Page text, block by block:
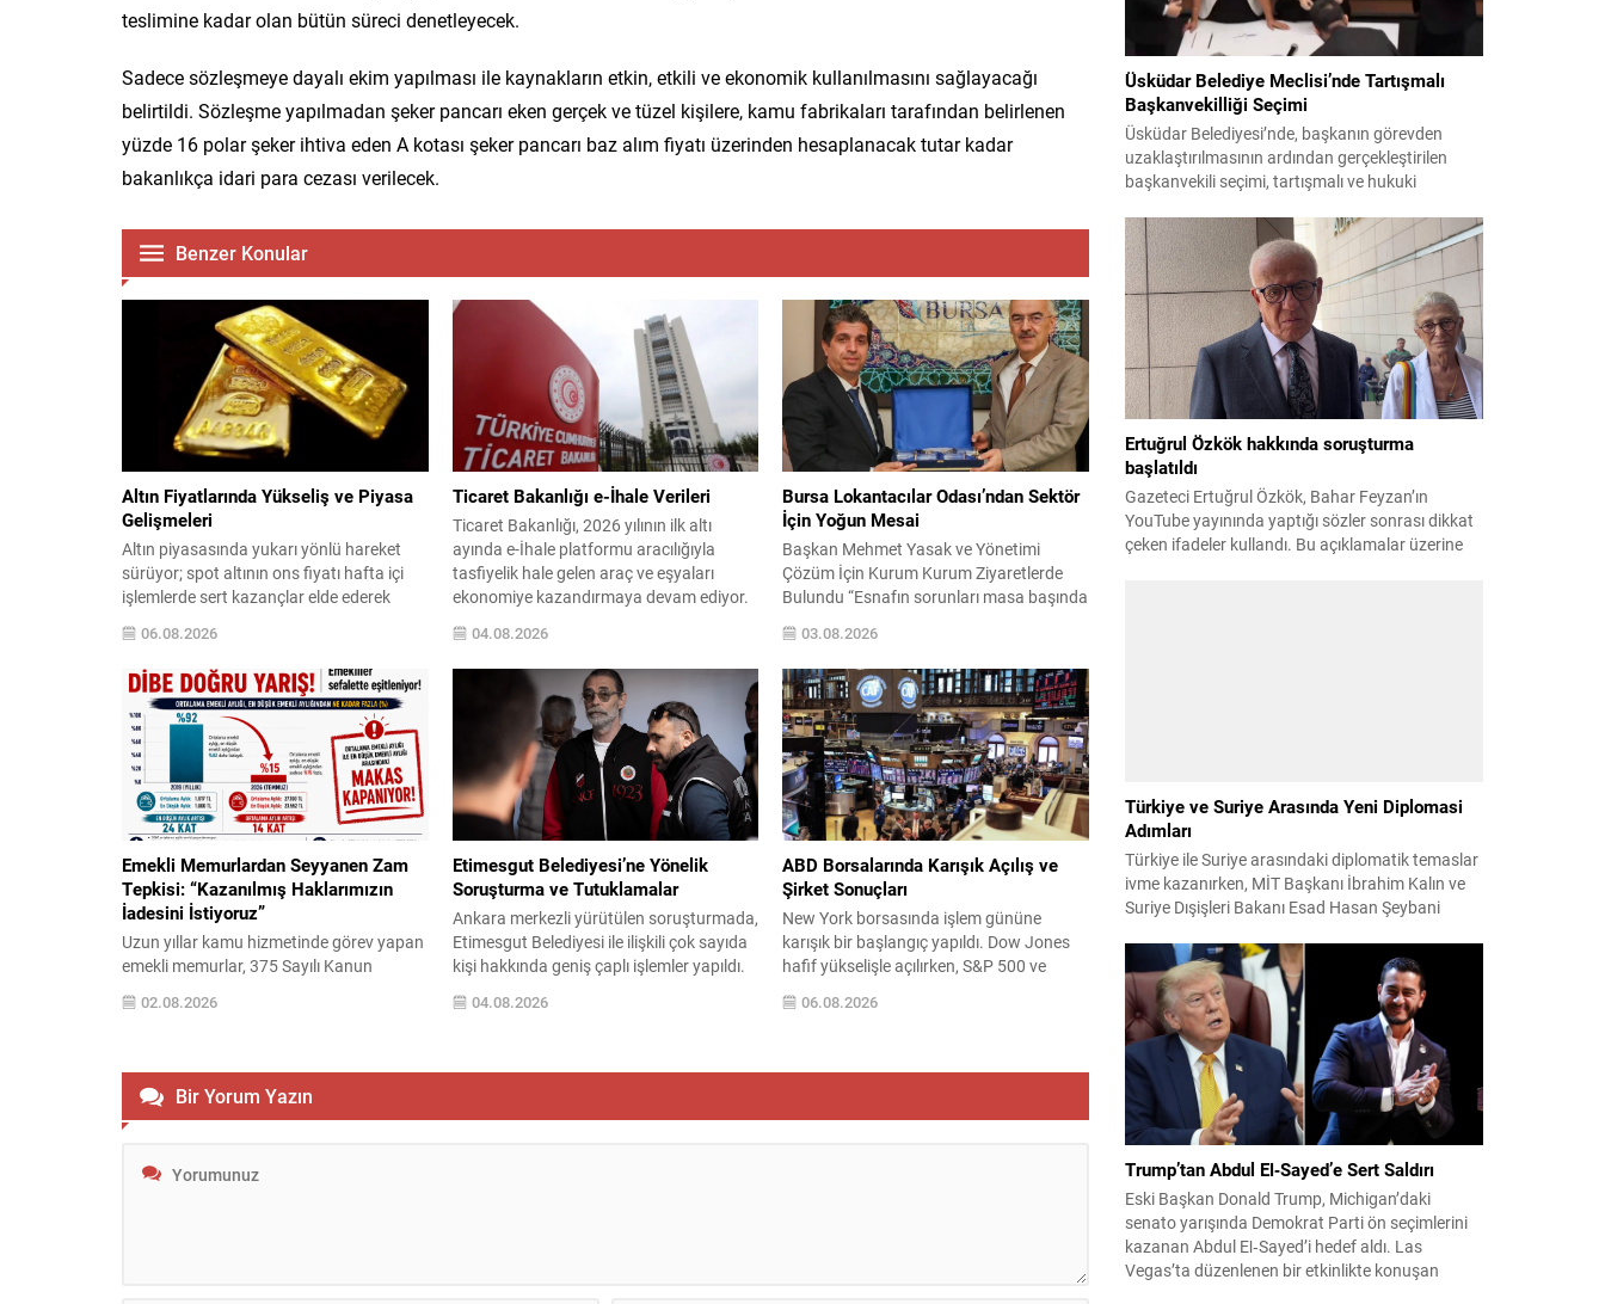
teslimine kadar olan bütün süreci denetleyecek.
Sadece sözleşmeye dayalı ekim yapılması ile kaynakların etkin, etkili ve ekonomik kullanılmasını sağlayacağı
belirtildi. Sözleşme yapılmadan şeker pancarı eken gerçek ve tüzel kişilere, kamu fabrikaları tarafından belirlenen
yüzde 16 polar şeker ihtiva eden A kotası şeker pancarı baz alım fiyatı üzerinden hesaplanacak tutar kadar
bakanlıkça idari para cezası verilecek.
Benzer Konular
Altın Fiyatlarında Yükseliş ve Piyasa
Gelişmeleri
Altın piyasasında yukarı yönlü hareket
sürüyor; spot altının ons fiyatı hafta içi
işlemlerde sert kazançlar elde ederek
4.285,84 dolar seviyesini test etti ve 18
Haziran’dan bu yana görülen en yüksek
noktaya çıktı. Bu yükselişte, Hürmüz
Boğazı’na ilişkin gelişmelerin petrol
fiyatlarını baskılaması ve böylece
enflasyon ve faiz beklentilerindeki
rahatlamanın etkisi öne...
06.08.2026
Ticaret Bakanlığı e-İhale Verileri
Ticaret Bakanlığı, 2026 yılının ilk altı
ayında e-İhale platformu aracılığıyla
tasfiyelik hale gelen araç ve eşyaları
ekonomiye kazandırmaya devam ediyor.
Bu dönemde gerçekleştirilen ihaleler ve
elde edilen gelirler kamuoyuyla paylaşıldı.
Platform, şeffaflık ve erişilebilirlik ilkeleri
doğrultusunda işlemeye devam ederek
hem vatandaşların hem de tüzel kişilerin
dijital ortamda kolayca işlem
yapmasına...
04.08.2026
Bursa Lokantacılar Odası’ndan Sektör
İçin Yoğun Mesai
Başkan Mehmet Yasak ve Yönetimi
Çözüm İçin Kurum Kurum Ziyaretlerde
Bulundu “Esnafın sorunları masa başında
değil, sahada çözülür” anlayışıyla hareket
eden Bursa Lokantacılar ve Benzerleri
Esnaf Odası, sektörün geleceği için
kapsamlı temaslarını sürdürüyor
Bursa’da yeme-içme sektörünün yaşadığı
sorunların çözümü, esnafın beklentilerinin
karşılanması ve sektörün sürdürülebilir
bir yapıya kavuşması amacıyla
çalışmalarını...
03.08.2026
Emekli Memurlardan Seyyanen Zam
Tepkisi: “Kazanılmış Haklarımızın
İadesini İstiyoruz”
Uzun yıllar kamu hizmetinde görev yapan
emekli memurlar, 375 Sayılı Kanun
Hükmünde Kararname’nin (KHK) 40’ıncı
maddesiyle düzenlenen seyyanen zam
tepkilerini sürdürüyor. Emekli memurlar,
çalışma hayatları boyunca aldıkları
maaşların emeklilik döneminde belirli bir
yaptıklarını ifade ederek, emekli
02.08.2026
Etimesgut Belediyesi’ne Yönelik
Soruşturma ve Tutuklamalar
Ankara merkezli yürütülen soruşturmada,
Etimesgut Belediyesi ile ilişkili çok sayıda
kişi hakkında geniş çaplı işlemler yapıldı.
Soruşturma kapsamında düzenlenen eş
zamanlı operasyonlarda belediye
04.08.2026
ABD Borsalarında Karışık Açılış ve
Şirket Sonuçları
New York borsasında işlem gününe
karışık bir başlangıç yapıldı. Dow Jones
hafif yükselişle açılırken, S&P 500 ve
Nasdaq endeksleri gerileme kaydetti;
yatırımcıların odağında jeopolitik
06.08.2026
Bir Yorum Yazın
Üsküdar Belediye Meclisi’nde Tartışmalı
Başkanvekilliği Seçimi
Üsküdar Belediyesi’nde, başkanın görevden
uzaklaştırılmasının ardından gerçekleştirilen
başkanvekili seçimi, tartışmalı ve hukuki
geldi. Yapılan oylamada usul ve gizlilikle ilgili
ciddi iddialar ortaya atıldı; bazı oyların geçersiz
sayılması ve meclis içindeki yönlendirmeler
kamuoyunda tepkilere yol açtı. Seçim sürecinde
yaşanan gelişmeler, parti grupları arasındaki
gerilimi artırdı. CHP’nin...
Ertuğrul Özkök hakkında soruşturma
başlatıldı
Gazeteci Ertuğrul Özkök, Bahar Feyzan’ın
YouTube yayınında yaptığı sözler sonrası dikkat
çeken ifadeler kullandı. Bu açıklamalar üzerine
Türkiye ve Suriye Arasında Yeni Diplomasi
Adımları
Türkiye ile Suriye arasındaki diplomatik temaslar
ivme kazanırken, MİT Başkanı İbrahim Kalın ve
Suriye Dışişleri Bakanı Esad Hasan Şeybani
arasındaki iş birliği imkanları ve bölgesel istikrar
konuları detaylı şekilde ele alındı. Taraflar, komşu
ülkelerle ilişkilerin güçlendirilmesinin gerekliliği
üzerinde mutabık kaldı; ayrıca Suriye-Lübnan
ilişkilerine...
Trump’tan Abdul El‑Sayed’e Sert Saldırı
Eski Başkan Donald Trump, Michigan’daki
senato yarışında Demokrat Parti ön seçimlerini
kazanan Abdul El‑Sayed’i hedef aldı. Las
Vegas’ta düzenlenen bir etkinlikte konuşan